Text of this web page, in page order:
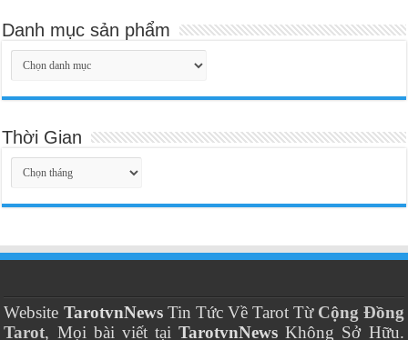
Danh mục sản phẩm
Thời Gian
Thời
Gian
Website TarotvnNewsTin Tức Về Tarot Từ Cộng Đồng
Tarot, Mọi bài viết tạiTarotvnNews Không Sở Hữu.